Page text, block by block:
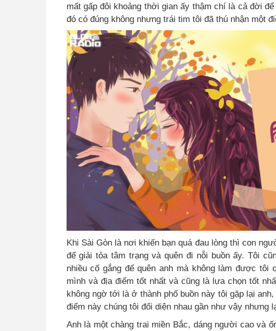
mất gấp đôi khoảng thời gian ấy thậm chí là cả đời
đó có đúng không nhưng trái tim tôi đã thú nhận một
Khi Sài Gòn là nơi khiến bạn quá đau lòng thì con
để giải tỏa tâm trạng và quên đi nỗi buồn ấy. Tôi
nhiều cố gắng để quên anh mà không làm được tôi
mình và địa điểm tốt nhất và cũng là lựa chọn tốt
không ngờ tới là ở thành phố buồn này tôi gặp lại
điểm này chúng tôi đối diện nhau gần như vậy nhưng
Anh là một chàng trai miền Bắc, dáng người cao và